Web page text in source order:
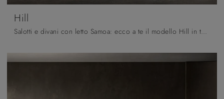
Hill
Salotti e divani con letto Samoa: ecco a te il modello Hill in tessuto per completare la zona giorno.